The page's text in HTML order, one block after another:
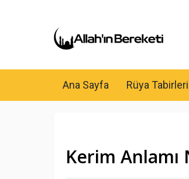
Ana Sayfa Rüya Tabirleri
Kerim